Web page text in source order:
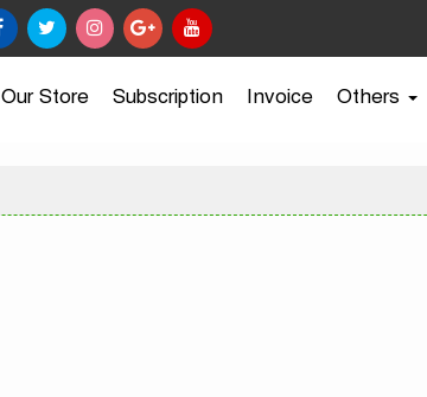
Our Store Subscription Invoice Others